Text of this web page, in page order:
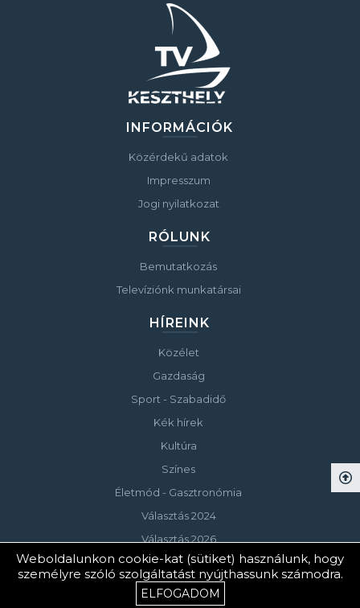
INFORMÁCIÓK
Közérdekű adatok
Impresszum
Jogi nyilatkozat
RÓLUNK
Bemutatkozás
Televíziónk munkatársai
HÍREINK
Közélet
Gazdaság
Sport - Szabadidő
Kék hírek
Kultúra
Színes
Életmód - Gasztronómia
Választás 2024
Választás 2026
© Copyright 2023 Keszthelyi Televízió
Weboldalunkon cookie-kat (sütiket) használunk, hogy
személyre szóló szolgáltatást nyújthassunk számodra.
ELFOGADOM